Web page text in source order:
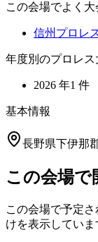
この会場でよく
信州プロレ
年度別のプロレス
2026 年1 件
基本情報
長野県下伊那
この会場で
この会場で予定
けを表示していま